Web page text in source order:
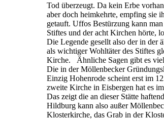
Tod überzeugt. Da kein Erbe
aber doch heimkehrte, empfing sie
getauft. Uffos Bestürzung kann
Stiftes und der acht Kirchen hörte,
Die Legende gesellt also der in der
als wichtiger Wohltäter des Stiftes
Kirche. Ähnliche Sagen gibt es
Die in der Möllenbecker
Einzig Hohenrode scheint erst im
zweite Kirche in Eisbergen hat es
Das zeigt die an dieser Stätte
Hildburg kann also außer
Klosterkirche, das Grab in der